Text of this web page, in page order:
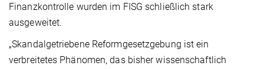
Finanzkontrolle wurden im FISG schließlich stark
ausgeweitet.
„Skandalgetriebene Reformgesetzgebung ist ein
verbreitetes Phänomen, das bisher wissenschaftlich